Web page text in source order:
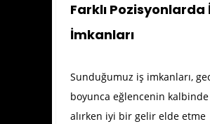
Farklı Pozisyonlarda
İmkanları
Sunduğumuz iş imkanları,
boyunca eğlencenin
alırken iyi bir gelir elde etme